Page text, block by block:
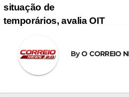
situação de
temporários, avalia OIT
ByO CORREIO